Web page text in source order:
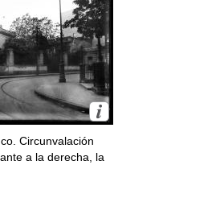
Circunvalación
a la derecha, la